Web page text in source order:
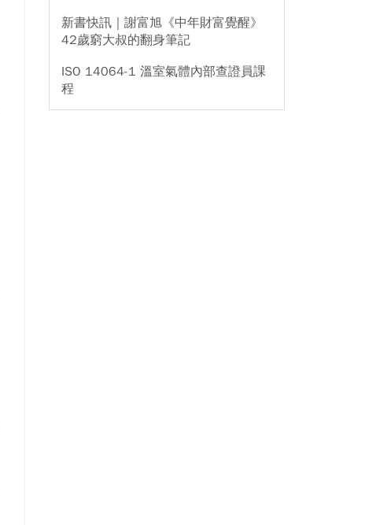
新書快訊｜謝富旭《中年財富覺醒》
42歲窮大叔的翻身筆記
ISO 14064-1 溫室氣體內部查證員課
程